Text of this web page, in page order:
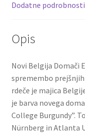
količina
Dodatne podrobnosti
Opis
Novi Belgija Domači
spremembo
rdeče je majica
je barva novega
College Burgundy”.
Nürnberg in Atlanta